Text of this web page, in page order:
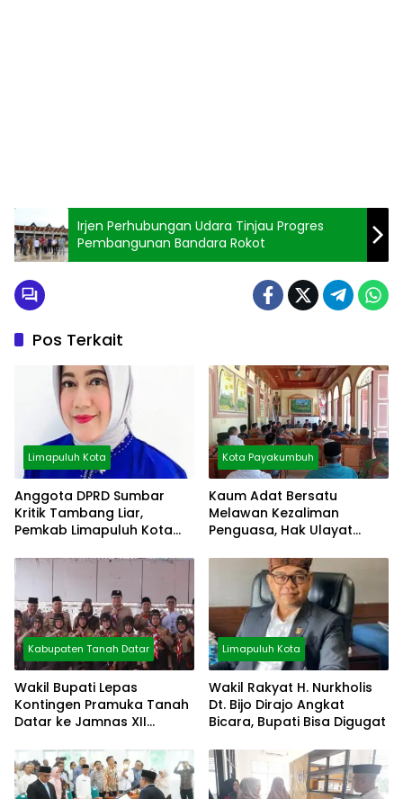
Irjen Perhubungan Udara Tinjau Progres
Pembangunan Bandara Rokot
Pos Terkait
Limapuluh Kota
Anggota DPRD Sumbar
Kritik Tambang Liar,
Pemkab Limapuluh Kota
Kota Payakumbuh
Kaum Adat Bersatu
Melawan Kezaliman
Penguasa, Hak Ulayat
Kabupaten Tanah Datar
Wakil Bupati Lepas
Kontingen Pramuka Tanah
Datar ke Jamnas XII
Limapuluh Kota
Wakil Rakyat H. Nurkholis
Dt. Bijo Dirajo Angkat
Bicara, Bupati Bisa Digugat